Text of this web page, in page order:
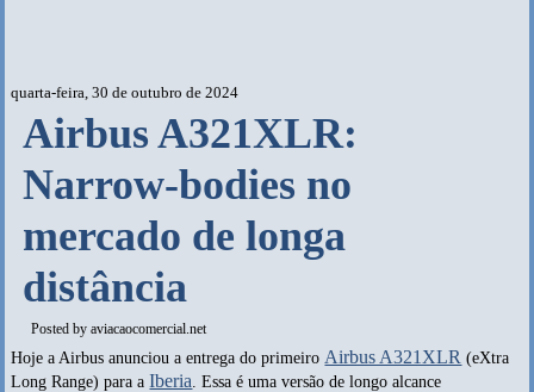
quarta-feira, 30 de outubro de 2024
Airbus A321XLR:
Narrow-bodies no
mercado de longa
distância
Posted byaviacaocomercial.net
Hoje a Airbus anunciou a entrega do primeiroAirbus A321XLR (eXtra
Long Range) para aIberia. Essa é uma versão de longo alcance